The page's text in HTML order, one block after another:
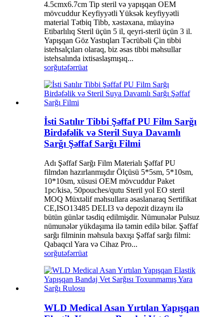
4.5cmx6.7cm Tip steril və yapışqan OEM
mövcuddur Keyfiyyətli Yüksək keyfiyyətli
material Tətbiq Tibb, xəstəxana, müayinə
Etibarlılıq Steril üçün 5 il, qeyri-steril üçün 3 il.
Yapışqan Göz Yastıqları Təcrübəli Çin tibbi
istehsalçıları olaraq, biz əsas tibbi məhsullar
istehsalında ixtisaslaşmışıq...
sorğutəfərrüat
İsti Satılır Tibbi Şəffaf PU Film Sarğı
Birdəfəlik və Steril Suya Davamlı
Sarğı Şəffaf Sarğı Filmi
Adı Şəffaf Sarğı Film Materialı Şəffaf PU
filmdən hazırlanmışdır Ölçüsü 5*5sm, 5*10sm,
10*10sm, xüsusi OEM mövcuddur Paket
1pc/kisə, 50pouches/qutu Steril yol EO steril
MOQ Müxtəlif məhsullara əsaslanaraq Sertifikat
CE,ISO13485 DELI3 və depozit dizaynı ilə
bütün günlər təsdiq edilmişdir. Nümunələr Pulsuz
nümunələr yükdaşıma ilə təmin edilə bilər. Şəffaf
sarğı filminin məhsula baxışı Şəffaf sarğı filmi:
Qabaqcıl Yara və Cihaz Pro...
sorğutəfərrüat
WLD Medical Asan Yırtılan Yapışqan